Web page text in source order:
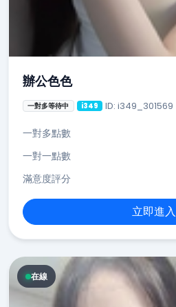
辦公色色
一對多等待中 i349 ID: i349_301569
一對多點數
一對一點數
滿意度評分
立即進入
在線